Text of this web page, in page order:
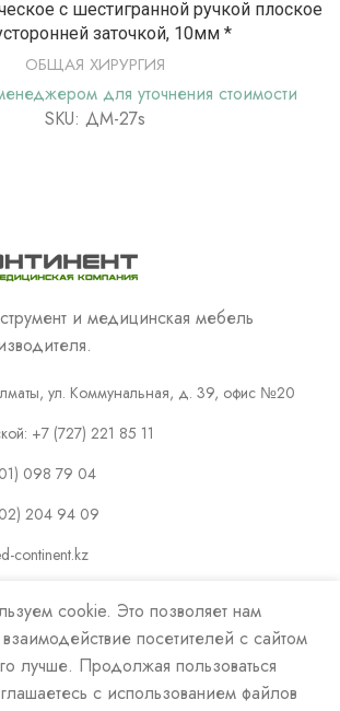
с шестигранной ручкой плоское
заточкой, 10мм *
ОБЩАЯ ХИРУРГИЯ
для уточнения стоимости
SKU: ДМ-27s
и медицинская мебель
ул. Коммунальная, д. 39, офис №20
+7 (727) 221 85 11
098 79 04
204 94 09
continent.kz
ПОИСК
cookie. Это позволяет нам
посетителей с сайтом
лучше. Продолжая пользоваться
с использованием файлов